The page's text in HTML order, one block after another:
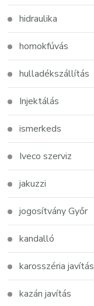
hidraulika
homokfúvás
hulladékszállítás
Injektálás
ismerkeds
Iveco szerviz
jakuzzi
jogosítvány Győr
kandalló
karosszéria javítás
kazán javítás